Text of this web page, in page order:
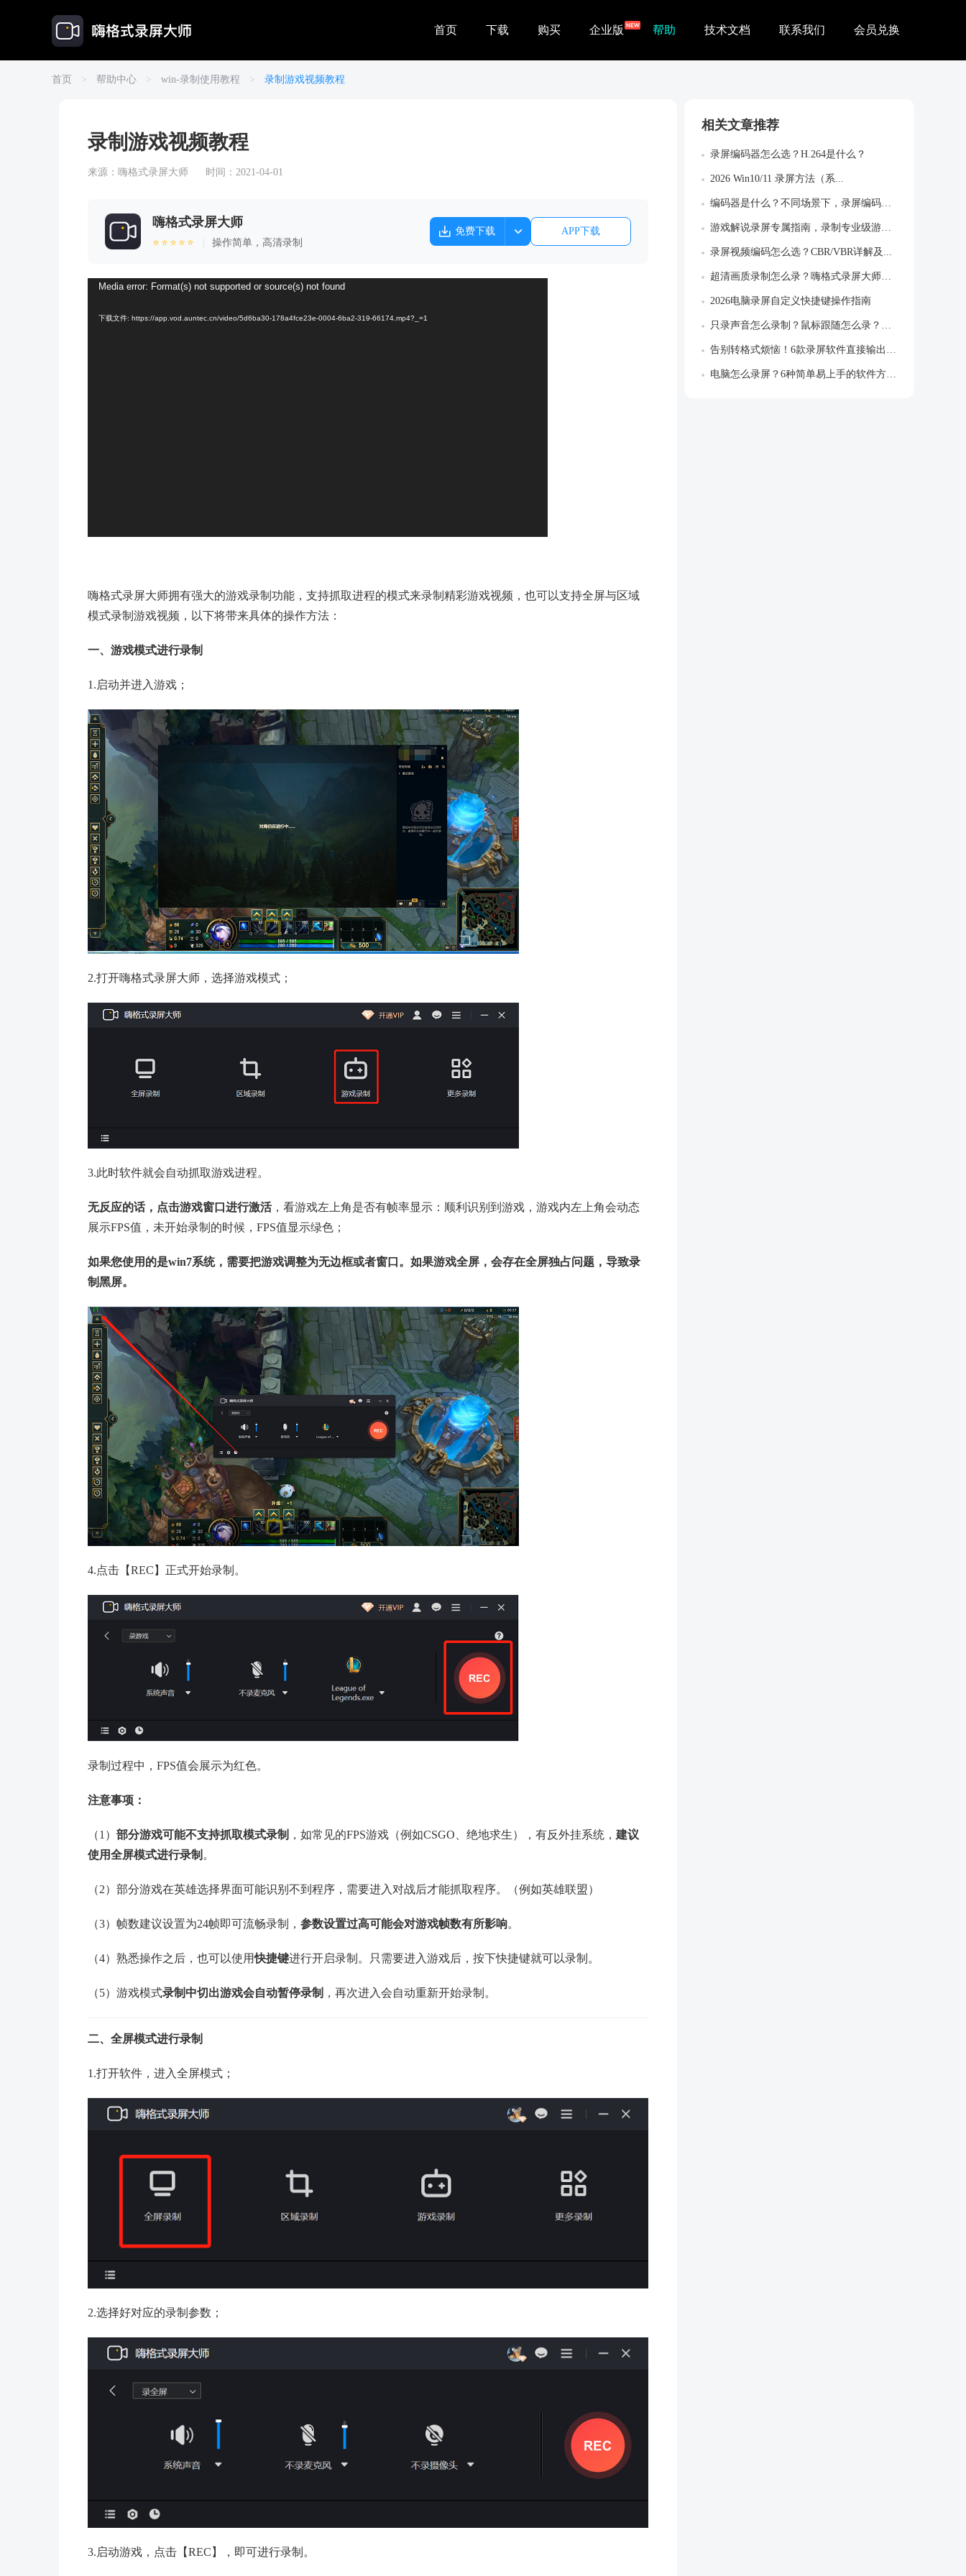
首页 下载 购买 企业版 帮助 技术文档 联系我们 会员兑换
首页 > 帮助中心 > win-录制使用教程 > 录制游戏视频教程
录制游戏视频教程
来源： 嗨格式录屏大师 时间：2021-04-01
嗨格式录屏大师
⭐⭐⭐⭐⭐ 操作简单，高清录制
免费下载 APP下载
Media error: Format(s) not supported or source(s) not found
下载文件: https://app.vod.auntec.cn/video/5d6ba30-178a4fce23e-0004-6ba2-319-66174.mp4?_=1
嗨格式录屏大师拥有强大的游戏录制功能，支持抓取进程的模式来录制精彩游戏视频，也可以支持全屏与区域
模式录制游戏视频，以下将带来具体的操作方法：
一、游戏模式进行录制
1.启动并进入游戏；
2.打开嗨格式录屏大师，选择游戏模式；
3.此时软件就会自动抓取游戏进程。
无反应的话，点击游戏窗口进行激活，看游戏左上角是否有帧率显示：顺利识别到游戏，游戏内左上角会动态
展示FPS值，未开始录制的时候，FPS值显示绿色；
如果您使用的是win7系统，需要把游戏调整为无边框或者窗口。如果游戏全屏，会存在全屏独占问题，导致录
制黑屏。
4.点击【REC】正式开始录制。
录制过程中，FPS值会展示为红色。
注意事项：
（1） 部分游戏可能不支持抓取模式录制 ，如常见的FPS游戏（例如CSGO、绝地求生），有反外挂系统， 建议
使用全屏模式进行录制 。
（2）部分游戏在英雄选择界面可能识别不到程序，需要进入对战后才能抓取程序。（例如英雄联盟）
（3）帧数建议设置为24帧即可流畅录制， 参数设置过高可能会对游戏帧数有所影响。
（4）熟悉操作之后，也可以使用快捷键进行开启录制。只需要进入游戏后，按下快捷键就可以录制。
（5）游戏模式录制中切出游戏会自动暂停录制 ，再次进入会自动重新开始录制。
二、全屏模式进行录制
1.打开软件，进入全屏模式；
2.选择好对应的录制参数；
3.启动游戏，点击【REC】，即可进行录制。
相关文章推荐
录屏编码器怎么选？H.264是什么？
2026 Win10/11 录屏方法（系...
编码器是什么？不同场景下，录屏编码器怎么...
游戏解说录屏专属指南，录制专业级游戏作品
录屏视频编码怎么选？CBR/VBR详解及...
超清画质录制怎么录？嗨格式录屏大师超清设...
2026电脑录屏自定义快捷键操作指南
只录声音怎么录制？鼠标跟随怎么录？解锁专...
告别转格式烦恼！6款录屏软件直接输出MP...
电脑怎么录屏？6种简单易上手的软件方法推...